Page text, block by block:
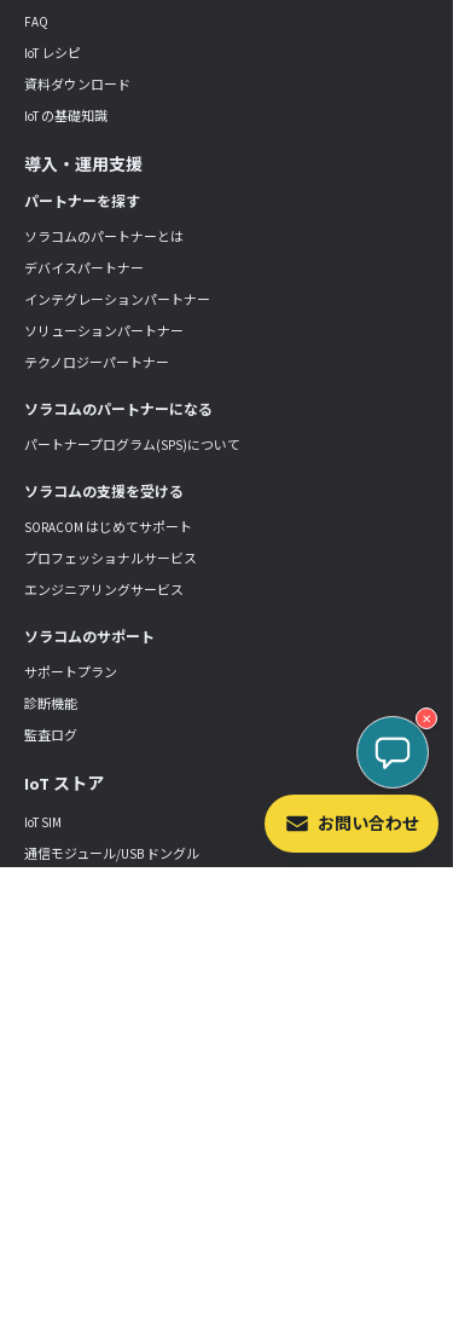
お問い合わせ
FAQ
IoT レシピ
資料ダウンロード
IoT の基礎知識
導入・運用支援
パートナーを探す
ソラコムのパートナーとは
デバイスパートナー
インテグレーションパートナー
ソリューションパートナー
テクノロジーパートナー
ソラコムのパートナーになる
パートナープログラム(SPS)について
ソラコムの支援を受ける
SORACOM はじめてサポート
プロフェッショナルサービス
エンジニアリングサービス
ソラコムのサポート
サポートプラン
診断機能
監査ログ
IoT ストア
IoT SIM
通信モジュール/USB ドングル
✕